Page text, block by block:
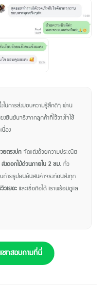
นการส่งมอบความรู้สึกดีๆ ผ่าน
นยันจริงจากลูกค้าที่ไว้วางใจใช้
นื่อง
ยตรงปกจัดแต่งด้วยความประณีต
ส่งดอกไม้ด่วนภายใน 2 ชม.ทั่ว
ถ่ายรูปยืนยันสินค้าจริงก่อนส่งทุก
วเยอะและเชื่อถือได้ เราพร้อมดูแล
ทสอบถามที่นี่